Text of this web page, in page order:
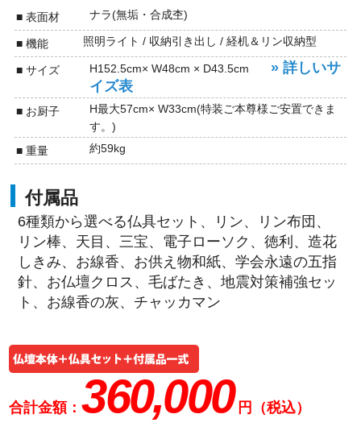
■ 表面材 ナラ(無垢・合成杢)
■ 機能 照明ライト / 収納引き出し / 経机＆リン収納型
■ サイズ H152.5cm× W48cm × D43.5cm
» 詳しいサ
イズ表
■ お厨子
H最大57cm× W33cm(特装ご本尊様ご安置できま
す。)
■ 重量
約59kg
付属品
6種類から選べる仏具セット、リン、リン布団、
リン棒、天目、三宝、電子ローソク、徳利、造花
しきみ、お線香、お供え物和紙、学会永遠の五指
針、お仏壇クロス、毛ばたき、地震対策補強セッ
ト、お線香の灰、チャッカマン
合計金額：360,000 円（税込）